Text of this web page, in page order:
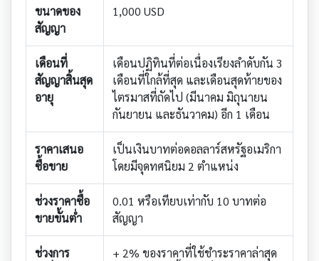
ขนาดของ
สัญญา
1,000 USD
เดือนที่
สัญญาสิ้นสุด
อายุ
เดือนปฏิทินที่ต่อเนื่องเรียงลำดับกัน 3
เดือนที่ใกล้ที่สุด และเดือนสุดท้ายของ
ไตรมาสที่ถัดไป (มีนาคม มิถุนายน
กันยายน และธันวาคม) อีก 1 เดือน
ราคาเสนอ
ซื้อขาย
เป็นเงินบาทต่อดอลลาร์สหรัฐอเมริกา
โดยมีจุดทศนิยม 2 ตำแหน่ง
ช่วงราคาซื้อ
ขายขั้นต่ำ
0.01 หรือเทียบเท่ากับ 10 บาทต่อ
สัญญา
ช่วงการ
+ 2% ของราคาที่ใช้ชำระราคาล่าสุด